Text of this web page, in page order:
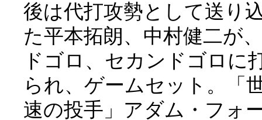
後は代打攻勢として送り
た平本拓朗、中村健二が
ドゴロ、セカンドゴロに
られ、ゲームセット。「
速の投手」アダム・フォ